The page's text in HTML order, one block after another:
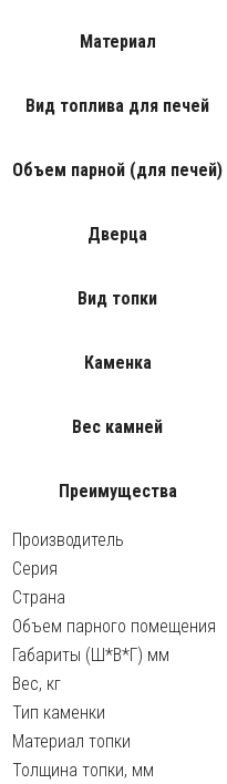
Материал
Вид топлива для печей
Объем парной (для печей)
Дверца
Вид топки
Каменка
Вес камней
Преимущества
Производитель
Серия
Страна
Объем парного помещения
Габариты (Ш*В*Г) мм
Вес, кг
Тип каменки
Материал топки
Толщина топки, мм